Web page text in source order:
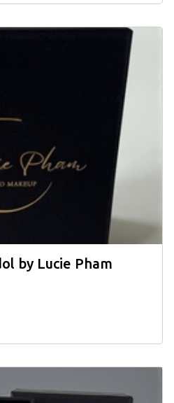
by Lucie Pham